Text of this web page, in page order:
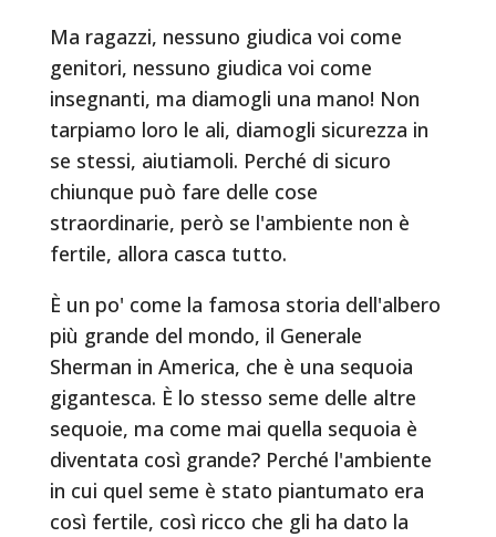
Ma ragazzi, nessuno giudica voi come
genitori, nessuno giudica voi come
insegnanti, ma diamogli una mano! Non
tarpiamo loro le ali, diamogli sicurezza in
se stessi, aiutiamoli. Perché di sicuro
chiunque può fare delle cose
straordinarie, però se l'ambiente non è
fertile, allora casca tutto.
È un po' come la famosa storia dell'albero
più grande del mondo, il Generale
Sherman in America, che è una sequoia
gigantesca. È lo stesso seme delle altre
sequoie, ma come mai quella sequoia è
diventata così grande? Perché l'ambiente
in cui quel seme è stato piantumato era
così fertile, così ricco che gli ha dato la